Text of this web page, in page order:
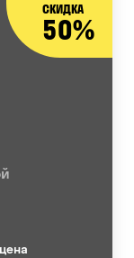
СКИДКА
50%